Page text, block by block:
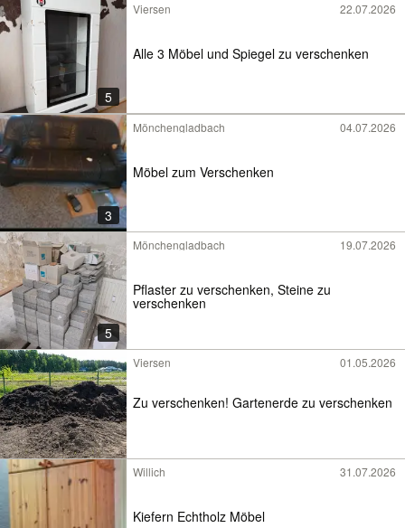
5
Viersen 22.07.2026
Alle 3 Möbel und Spiegel zu verschenken
3
Mönchengladbach 04.07.2026
Möbel zum Verschenken
5
Mönchengladbach 19.07.2026
Pflaster zu verschenken, Steine zu
verschenken
Viersen 01.05.2026
Zu verschenken! Gartenerde zu verschenken
Willich 31.07.2026
Kiefern Echtholz Möbel